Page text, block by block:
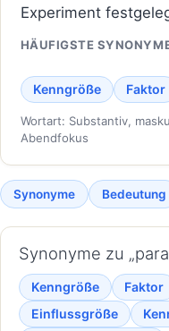
Experiment
HÄUFIGSTE
Kenngröße Faktor
Wortart: Substantiv,
Abendfokus
Synonyme Bedeutung
Synonyme zu
Kenngröße Faktor
Einflussgröße